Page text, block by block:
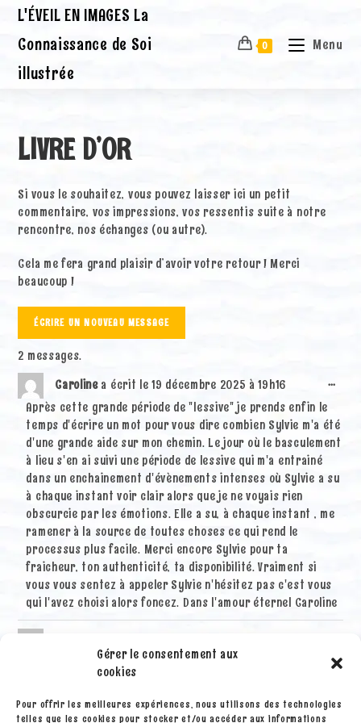
Gérer le consentement aux
cookies
Pour offrir les meilleures expériences, nous utilisons des technologies
telles que les cookies pour stocker et/ou accéder aux informations
Skip
content
L'ÉVEIL EN IMAGES La
Connaissance de Soi
illustrée
0 Menu
LIVRE D’OR
Si vous le souhaitez, vous pouvez laisser ici un petit
commentaire, vos impressions, vos ressentis suite à notre
rencontre, nos échanges (ou autre).
Cela me fera grand plaisir d’avoir votre retour ! Merci
beaucoup !
2 messages.
Caroline a écrit le 19 décembre 2025 à 19h16
Après cette grande période de "lessive" je prends enfin le
temps d'écrire un mot pour vous dire combien Sylvie m'a été
d'une grande aide sur mon chemin. Le jour où le basculement
à lieu s'en ai suivi une période de lessive qui m'a entrainé
dans un enchainement d'évènements intenses où Sylvie a su
à chaque instant voir clair alors que je ne voyais rien
obscurcie par les émotions. Elle a su, à chaque instant , me
ramener à la source de toutes choses ce qui rend le
processus plus facile. Merci encore Sylvie pour ta
fraicheur, ton authenticité, ta disponibilité. Vraiment si
vous vous sentez à appeler Sylvie n'hésitez pas c'est vous
qui l'avez choisi alors foncez. Dans l'amour éternel Caroline
...
méta.
Le monde est la manifestation de ce qu'on est et toutes les
situations confrontantes qui apparaissent sont là pour
nous aider à libérer ce qui nous entrave. Seulement, le nez
perdu dans nos histoires, il est parfois difficile d'y voir
boîte